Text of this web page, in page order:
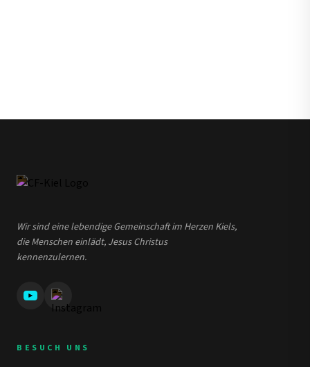
Wir sind eine lebendige Gemeinschaft im Herzen Kiels,
die Menschen einlädt, Jesus Christus
kennenzulernen.
BESUCH UNS